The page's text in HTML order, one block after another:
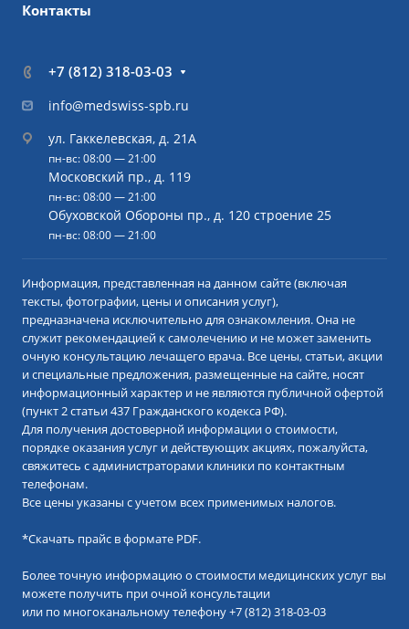
Контакты
+7 (812) 318-03-03
info@medswiss-spb.ru
ул. Гаккелевская, д. 21А
пн-вс: 08:00 — 21:00
Московский пр., д. 119
пн-вс: 08:00 — 21:00
Обуховской Обороны пр., д. 120 строение 25
пн-вс: 08:00 — 21:00
Информация, представленная на данном сайте (включая
тексты, фотографии, цены и описания услуг),
предназначена исключительно для ознакомления. Она не
служит рекомендацией к самолечению и не может заменить
очную консультацию лечащего врача. Все цены, статьи, акции
и специальные предложения, размещенные на сайте, носят
информационный характер и не являются публичной офертой
(пункт 2 статьи 437 Гражданского кодекса РФ).
Для получения достоверной информации о стоимости,
порядке оказания услуг и действующих акциях, пожалуйста,
свяжитесь с администраторами клиники по контактным
телефонам.
Все цены указаны с учетом всех применимых налогов.
*Скачать прайс в формате PDF.
Более точную информацию о стоимости медицинских услуг вы
можете получить при очной консультации
или по многоканальному телефону+7 (812) 318-03-03